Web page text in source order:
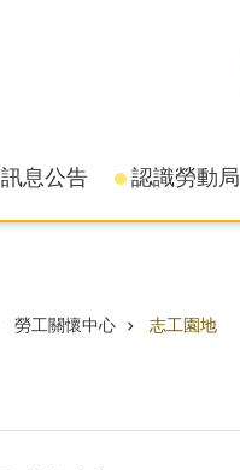
訊息公告 認識勞動局
勞工關懷中心 志工園地